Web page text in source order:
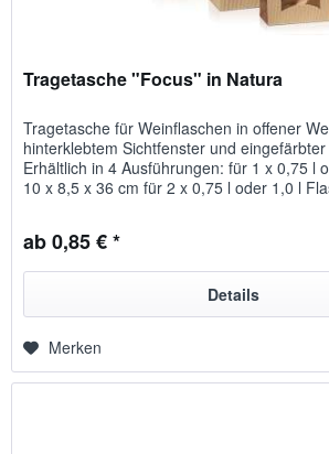
Tragetasche "Focus" in Natura
Tragetasche für Weinflaschen in offener
hinterklebtem Sichtfenster und
Erhältlich in 4 Ausführungen: für 1 x 0,75 l
10 x 8,5 x 36 cm für 2 x 0,75 l oder 1,0 l
ab 0,85 € *
Details
Merken